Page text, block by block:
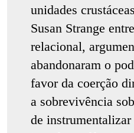
unidades
Susan Strange
relacional,
abandonaram o
favor da coerção
a sobrevivência
de instrumentalizar